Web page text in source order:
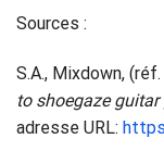
Sources :
S.A., Mixdown,
to shoegaze guitar
adresse URL: